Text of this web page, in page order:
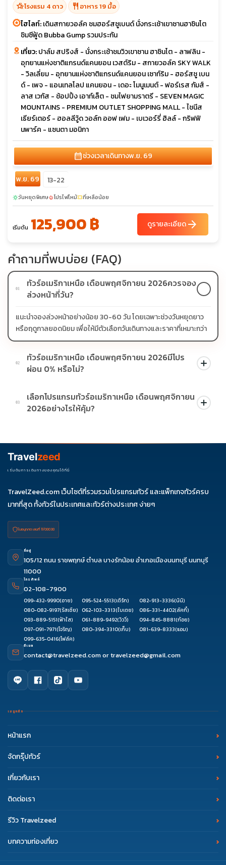
hotel_classโรงแรม 4 ดาว restaurant อาหาร 19 มื้อ
ไฮไลท์:เดินสกายวอล์ค ชมฮอร์สชูเบนด์ นั่งกระเช้าเขาซานฮาซินโต
ชิมซีฟู้ด Bubba Gump รวมประกัน
เที่ยว:ปาล์ม สปริงส์ - นั่งกระเช้าชมวิวเขาซาน ฮาซินโต - ลาฟลิน -
อุทยานแห่งชาติแกรนด์แคนยอน เวสต์ริม - สกายวอล์ค SKY WALK
- วิลเลี่ยม - อุทยานแห่งชาติแกรนด์แคนยอน เซาท์ริม - ฮอร์สชู เบน
ด์ - เพจ - แอนเทลโลป แคนยอน - เดอะ โมนูเมนต์ - ฟอร์เรส กัมส์ -
ลาส เวกัส - ช้อปปิ้ง เอาท์เล็ต - ชมไฟยามราตรี - SEVEN MAGIC
MOUNTAINS - PREMIUM OUTLET SHOPPING MALL - ไชนีส
เธียร์เตอร์ - ฮอลลีวู้ด วอล์ก ออฟ เฟม - เบเวอร์รี่ ฮิลล์ - กริฟฟิ
นพาร์ค - แซนตา มอนิกา
calendar_monthช่วงเวลาเดินทางพ.ย. 69
พ.ย. 69 13-22
sunnyวันหยุดพิเศษlocal_fire_departmentโปรไฟไหม้confirmation_numberที่เหลือน้อย
เริ่มต้น 125,900 ฿ ดูรายละเอียดarrow_forward
คำถามที่พบบ่อย (FAQ)
01
ทัวร์อเมริกาเหนือ เดือนพฤศจิกายน 2026ควรจอง
ล่วงหน้ากี่วัน?
แนะนำจองล่วงหน้าอย่างน้อย 30-60 วัน โดยเฉพาะช่วงวันหยุดยาว
หรือฤดูกาลยอดนิยม เพื่อให้มีตัวเลือกวันเดินทางและราคาที่เหมาะกว่า
02
ทัวร์อเมริกาเหนือ เดือนพฤศจิกายน 2026มีโปร
ผ่อน 0% หรือไม่?
บางโปรแกรมมีโปรผ่อน 0% หรือโปรโมชั่นบัตรเครดิตตามเงื่อนไขที่
บริษัทกำหนด สามารถดูสัญลักษณ์โปรโมชั่นในรายการทัวร์แต่ละ
รายการได้
03
เลือกโปรแกรมทัวร์อเมริกาเหนือ เดือนพฤศจิกายน
2026อย่างไรให้คุ้ม?
ช่วงราคา ไม่ควรเทียบจากราคาต่ำสุดเพียงอย่างเดียว
Travelzeed
เริ่มต้นการเดินทางของคุณได้ที่นี่
TravelZeed.com เว็บไซต์ที่รวมรวมโปรแกรมทัวร์ และแพ็กเกจทัวร์ครบ
มากที่สุด ทั้งทัวร์ในประเทศและทัวร์ต่างประเทศ ง่ายๆ
ใบอนุญาต เลขที่ 11/08038
ที่อยู่
105/12 ถนน ราชพฤกษ์ ตำบล บางรักน้อย อำเภอเมืองนนทบุรี นนทบุรี
11000
โทรศัพท์
02-108-7900
099-432-9990(อาย) 095-524-5513(เติร์ก) 082-913-3336(นินิ)
080-082-9197(รัสเซีย) 062-103-3313(ใบเตย) 086-331-4402(ลัคกี้)
093-889-5151(ฟ้าใส) 061-889-9492(วิววี่) 094-845-8881(ก้อย)
097-091-7971(โจริญ) 080-394-3310(เก็บ) 081-639-8333(แอม)
099-635-0416(โฟล์ค)
อีเมล
contact@travelzeed.comortravelzeed@gmail.com
เมนูหลัก
หน้าแรก
จัดกรุ๊ปทัวร์
เกี่ยวกับเรา
ติดต่อเรา
รีวิว Travelzeed
บทความท่องเที่ยว